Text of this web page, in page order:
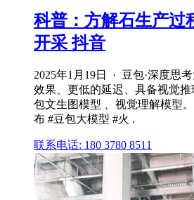
科普：方解石生产过
开采 抖音
2025年1月19日 · 豆包·深度思
效果、更低的延迟、具备视觉
包文生图模型 、视觉理解模型
布 #豆包大模型 #火 .
联系电话: 180 3780 8511